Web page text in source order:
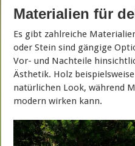
Materialien für
Es gibt zahlreiche
oder Stein sind gängige
Vor- und Nachteile
Ästhetik. Holz
natürlichen Look, während
modern wirken kann.